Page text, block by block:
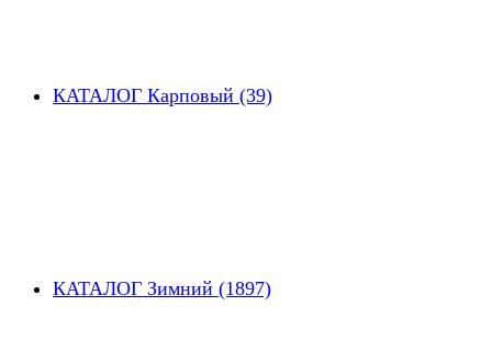
КАТАЛОГ Карповый (39)
КАТАЛОГ Зимний (1897)